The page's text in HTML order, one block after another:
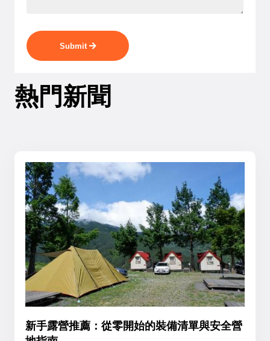
Submit
熱門新聞
新手露營推薦：從零開始的裝備清單與安全營